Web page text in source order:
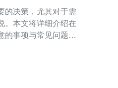
的决策，尤其对于需
。本文将详细介绍在
的事项与常见问题，
据的安全。在租用